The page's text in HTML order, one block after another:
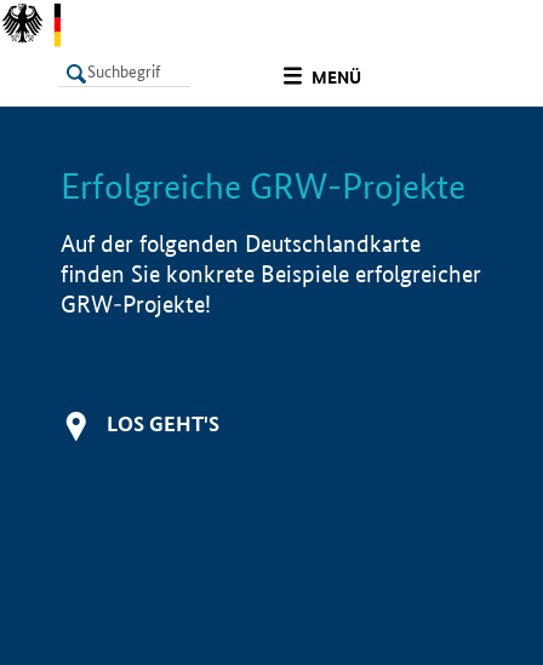
MENÜ
LISTE Info
Erfolgreiche GRW-Projekte
Auf der folgenden Deutschlandkarte
finden Sie konkrete Beispiele erfolgreicher
GRW-Projekte!
LOS GEHT'S